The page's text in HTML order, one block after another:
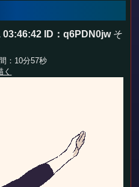
03:46:42 ID：q6PDN0jw そ
：10分57秒